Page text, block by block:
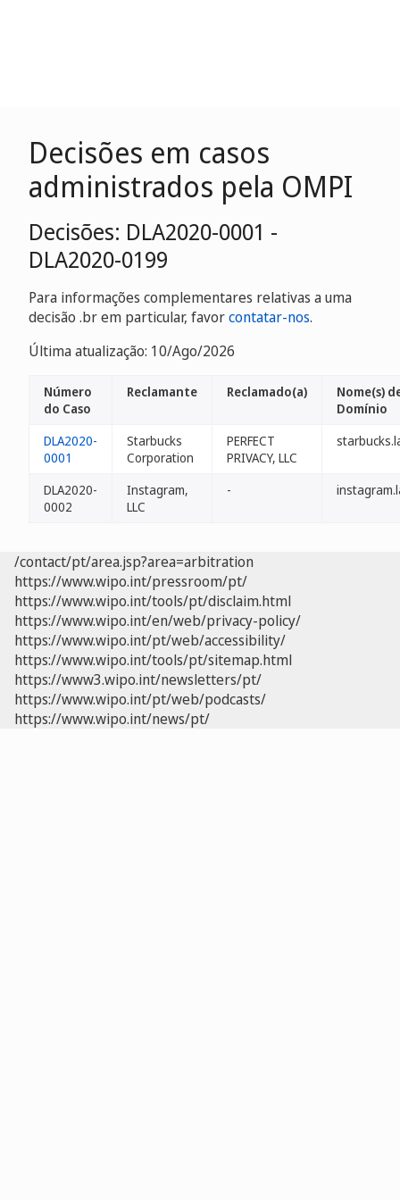
Decisões em casos
administrados pela OMPI
Decisões: DLA2020-0001 -
DLA2020-0199
Para informações complementares relativas a uma
decisão .br em particular, favorcontatar-nos.
Última atualização: 10/Ago/2026
Número
do Caso
Reclamante Reclamado(a)
Nome(s)
Domínio
DLA2020-
0001
Starbucks
Corporation
PERFECT
PRIVACY, LLC
DLA2020-
0002
Instagram,
LLC
-
/contact/pt/area.jsp?area=arbitration
https://www.wipo.int/pressroom/pt/
https://www.wipo.int/tools/pt/disclaim.html
https://www.wipo.int/en/web/privacy-policy/
https://www.wipo.int/pt/web/accessibility/
https://www.wipo.int/tools/pt/sitemap.html
https://www3.wipo.int/newsletters/pt/
https://www.wipo.int/pt/web/podcasts/
https://www.wipo.int/news/pt/